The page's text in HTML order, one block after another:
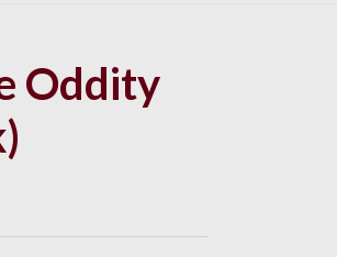
Oddity